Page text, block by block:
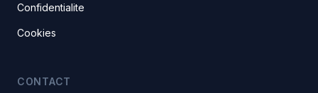
Confidentialite
Cookies
CONTACT